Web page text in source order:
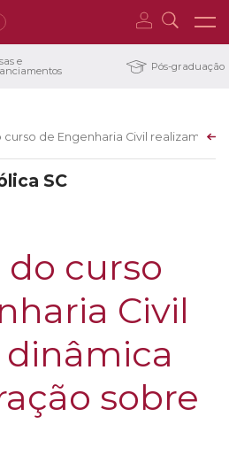
e Pós-graduação
curso de Engenharia Civil realizam
SC
do curso
Civil
sobre